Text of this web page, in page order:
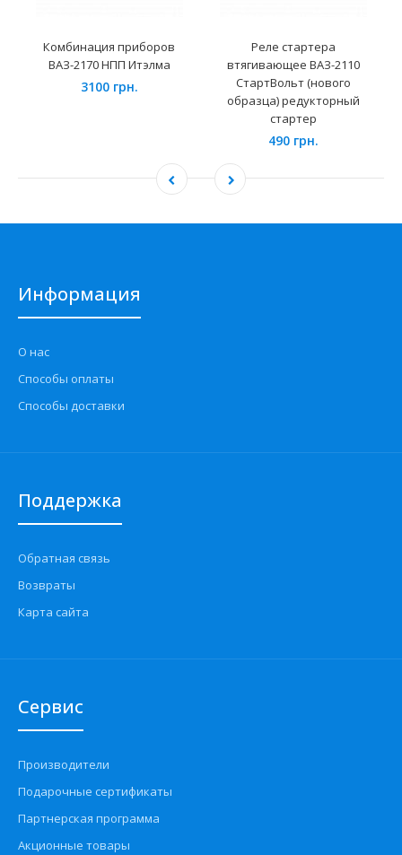
Комбинация приборов
ВАЗ-2170 НПП Итэлма
3100 грн.
Реле стартера
втягивающее ВАЗ-2110
СтартВольт (нового
образца) редукторный
стартер
490 грн.
Информация
О нас
Способы оплаты
Способы доставки
Поддержка
Обратная связь
Возвраты
Карта сайта
Сервис
Производители
Подарочные сертификаты
Партнерская программа
Акционные товары